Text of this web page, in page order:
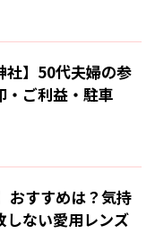
社】50代夫婦の参
・ご利益・駐車
おすすめは？気持
しない愛用レンズ